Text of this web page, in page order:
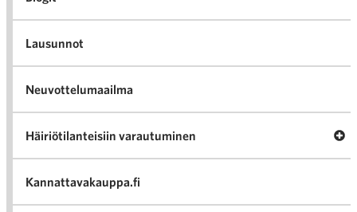
Lausunnot
Neuvottelumaailma
Häiriötilanteisiin varautuminen
Kannattavakauppa.fi